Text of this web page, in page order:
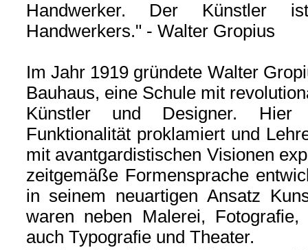
Handwerker. Der Künstler
Handwerkers." - Walter Gropius
Im Jahr 1919 gründete Walter
Bauhaus, eine Schule mit
Künstler und Designer. Hier
Funktionalität proklamiert und
mit avantgardistischen Visionen
zeitgemäße Formensprache
in seinem neuartigen Ansatz
waren neben Malerei,
auch Typografie und Theater.